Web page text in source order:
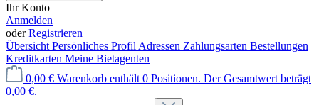
Ihr Konto
Anmelden
oderRegistrieren
Übersicht Persönliches Profil Adressen Zahlungsarten Bestellungen
Kreditkarten Meine Bietagenten
0,00 € Warenkorb enthält 0 Positionen. Der Gesamtwert beträgt
0,00 €.